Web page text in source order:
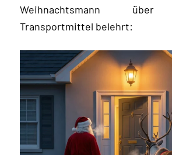
Weihnachtsmann über
Transportmittel belehrt: